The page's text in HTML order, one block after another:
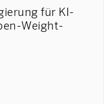
für KI-
Weight-